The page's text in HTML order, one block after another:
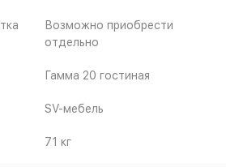
Возможно приобрести
отдельно
Гамма 20 гостиная
SV-мебель
71 кг